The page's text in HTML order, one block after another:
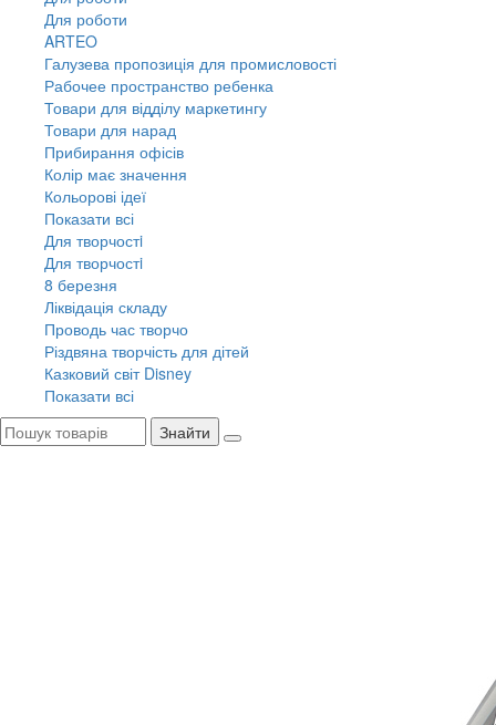
Для роботи
ARTEO
Галузева пропозиція для промисловості
Рабочее пространство ребенка
Товари для відділу маркетингу
Товари для нарад
Прибирання офісів
Колір має значення
Кольорові ідеї
Показати всі
Для творчостi
Для творчостi
8 березня
Ліквідація складу
Проводь час творчо
Різдвяна творчість для дітей
Казковий світ Disney
Показати всі
Знайти